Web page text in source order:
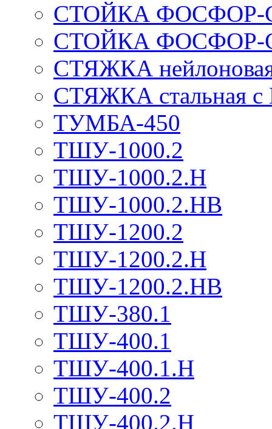
СТОЙКА ФОСФОР-
СТОЙКА ФОСФОР-
СТЯЖКА нейлоновая
СТЯЖКА стальная
ТУМБА-450
ТШУ-1000.2
ТШУ-1000.2.Н
ТШУ-1000.2.НВ
ТШУ-1200.2
ТШУ-1200.2.Н
ТШУ-1200.2.НВ
ТШУ-380.1
ТШУ-400.1
ТШУ-400.1.Н
ТШУ-400.2
ТШУ-400.2.Н